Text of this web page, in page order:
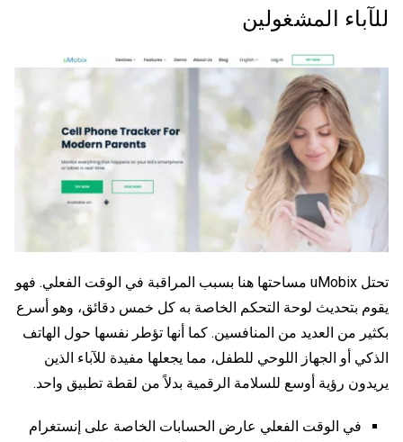
للآباء المشغولين
تحتل uMobix مساحتها هنا بسبب المراقبة في الوقت الفعلي. فهو
يقوم بتحديث لوحة التحكم الخاصة به كل خمس دقائق، وهو أسرع
بكثير من العديد من المنافسين. كما أنها تؤطر نفسها حول الهاتف
الذكي أو الجهاز اللوحي للطفل، مما يجعلها مفيدة للآباء الذين
يريدون رؤية أوسع للسلامة الرقمية بدلاً من لقطة تطبيق واحد.
في الوقت الفعلي عارض الحسابات الخاصة على إنستغرام